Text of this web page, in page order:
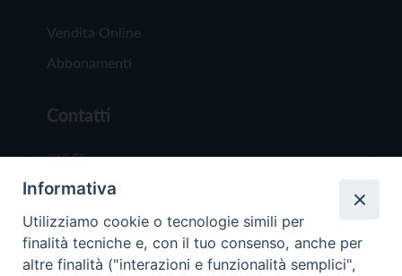
Vendita Online
Abbonamenti
Contatti
Chi Siamo
Redazione
Scrivici
Informativa
Utilizziamo cookie o tecnologie simili per
finalità tecniche e, con il tuo consenso, anche per
altre finalità ("interazioni e funzionalità semplici",